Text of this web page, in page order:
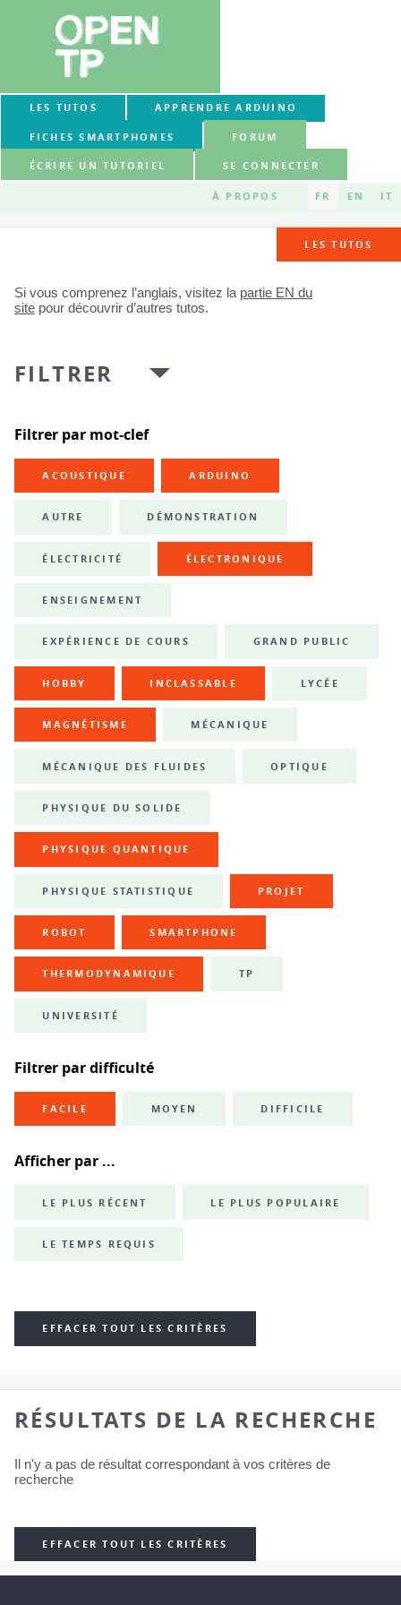
LES TUTOS APPRENDRE ARDUINO
FICHES SMARTPHONES FORUM
ÉCRIRE UN TUTORIEL SE CONNECTER
À PROPOS FR EN IT
LES TUTOS
Si vous comprenez l’anglais, visitez la partie EN du
site pour découvrir d’autres tutos.
FILTRER
Filtrer par mot-clef
ACOUSTIQUE ARDUINO
AUTRE DÉMONSTRATION
ÉLECTRICITÉ ÉLECTRONIQUE
ENSEIGNEMENT
EXPÉRIENCE DE COURS GRAND PUBLIC
HOBBY INCLASSABLE LYCÉE
MAGNÉTISME MÉCANIQUE
MÉCANIQUE DES FLUIDES OPTIQUE
PHYSIQUE DU SOLIDE
PHYSIQUE QUANTIQUE
PHYSIQUE STATISTIQUE PROJET
ROBOT SMARTPHONE
THERMODYNAMIQUE TP
UNIVERSITÉ
Filtrer par difficulté
FACILE MOYEN DIFFICILE
Afficher par ...
LE PLUS RÉCENT LE PLUS POPULAIRE
LE TEMPS REQUIS
EFFACER TOUT LES CRITÈRES
RÉSULTATS DE LA RECHERCHE
Il n'y a pas de résultat correspondant à vos critères de
recherche
EFFACER TOUT LES CRITÈRES